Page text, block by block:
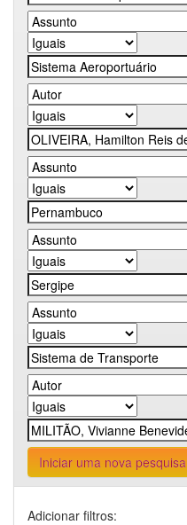
Iniciar uma nova pesquisa
Adicionar filtros: